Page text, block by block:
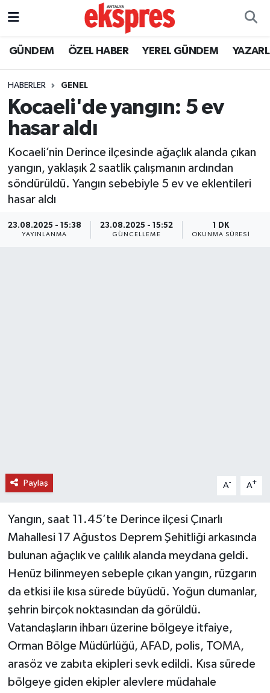
GÜNDEM ÖZEL HABER YEREL GÜNDEM
HABERLER GENEL
Kocaeli'de yangın: 5 ev
hasar aldı
Kocaeli’nin Derince ilçesinde ağaçlık alanda çıkan
yangın, yaklaşık 2 saatlik çalışmanın ardından
söndürüldü. Yangın sebebiyle 5 ev ve eklentileri
hasar aldı
23.08.2025 - 15:38
YAYINLANMA
23.08.2025 - 15:52
GÜNCELLEME
1 DK
OKUNMA SÜRESI
Paylaş A- A+
Yangın, saat 11.45’te Derince ilçesi Çınarlı
Mahallesi 17 Ağustos Deprem Şehitliği arkasında
bulunan ağaçlık ve çalılık alanda meydana geldi.
Henüz bilinmeyen sebeple çıkan yangın, rüzgarın
da etkisi ile kısa sürede büyüdü. Yoğun dumanlar,
şehrin birçok noktasından da görüldü.
Vatandaşların ihbarı üzerine bölgeye itfaiye,
Orman Bölge Müdürlüğü, AFAD, polis, TOMA,
arasöz ve zabıta ekipleri sevk edildi. Kısa sürede
bölgeye giden ekipler alevlere müdahale
ÖZEL HABER
YEREL GÜNDEM
EKONOMİ
KÜLTÜR - SANAT
SPOR
SİYASET
RESMİ İLAN
Nöbetçi Eczaneler
Trafik Durumu
Süper Lig Puan Durumu ve Fikstür
Tüm Manşetler
Son Dakika Haberleri
Haber Arşivi